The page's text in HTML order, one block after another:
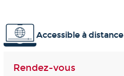
Accessible à distance
Rendez-vous